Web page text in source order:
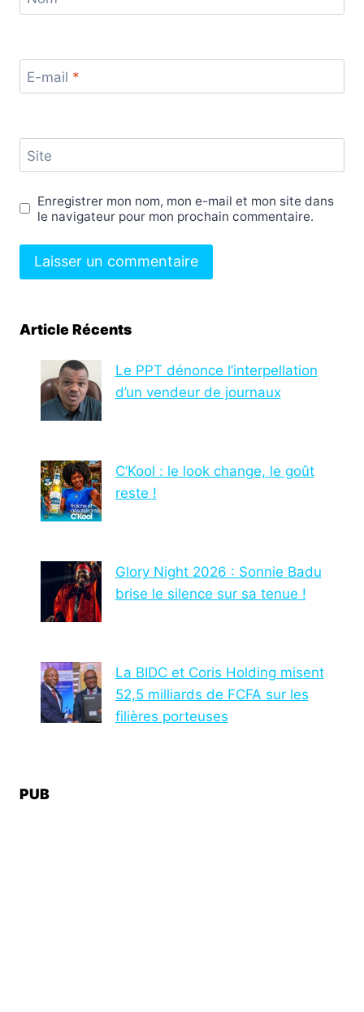
E-mail *
Site
Enregistrer mon nom, mon e-mail et mon site dans
le navigateur pour mon prochain commentaire.
Article Récents
Le PPT dénonce l’interpellation
d’un vendeur de journaux
C’Kool : le look change, le goût
reste !
Glory Night 2026 : Sonnie Badu
brise le silence sur sa tenue !
La BIDC et Coris Holding misent
52,5 milliards de FCFA sur les
filières porteuses
PUB